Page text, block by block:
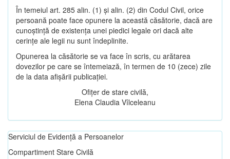
În temeiul art. 285 alin. (1) și alin. (2) din Codul Civil, orice
persoană poate face opunere la această căsătorie, dacă are
cunoștință de existența unei piedici legale ori dacă alte
cerințe ale legii nu sunt îndeplinite.
Opunerea la căsătorie se va face în scris, cu arătarea
dovezilor pe care se întemeiază, în termen de 10 (zece) zile
de la data afișării publicației.
Ofițer de stare civilă,
Elena Claudia Vîlceleanu
Serviciul de Evidență a Persoanelor
Compartiment Stare Civilă